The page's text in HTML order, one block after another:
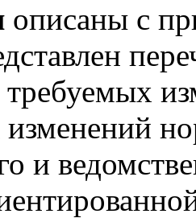
описаны с
изменений
и